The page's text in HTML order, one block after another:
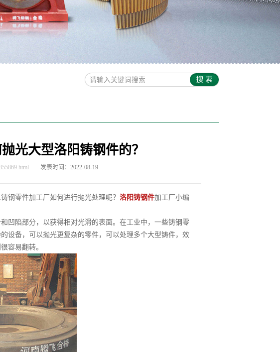
光大型洛阳铸钢件的？
发表时间：2022-08-19
钢零件加工厂如何进行抛光处理呢？ 洛阳铸钢件加工厂小编
陷部分，以获得相对光滑的表面。在工业中，一些铸钢零
设备，可以抛光更复杂的零件，可以处理多个大型铸件，效
容易翻转。